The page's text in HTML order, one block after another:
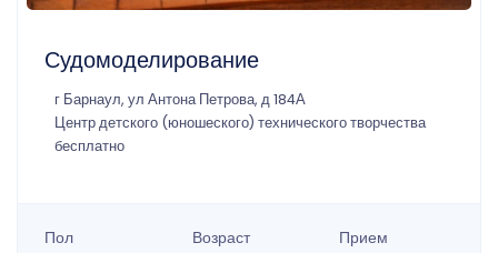
Судомоделирование
г Барнаул, ул Антона Петрова, д 184А
Центр детского (юношеского) технического творчества
бесплатно
Пол Возраст Прием